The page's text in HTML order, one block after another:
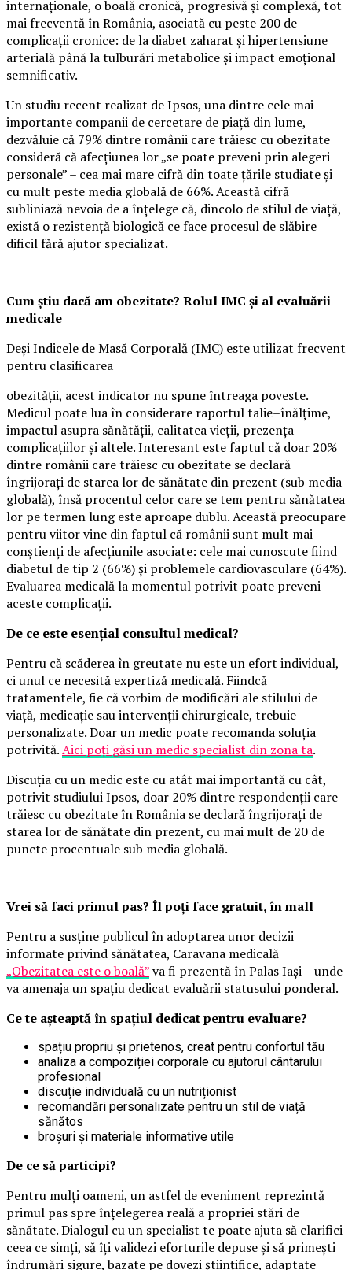
internaționale, o boală cronică, progresivă și complexă, tot
mai frecventă în România, asociată cu peste 200 de
complicații cronice: de la diabet zaharat și hipertensiune
arterială până la tulburări metabolice și impact emoțional
semnificativ.
Un studiu recent realizat de Ipsos, una dintre cele mai
importante companii de cercetare de piață din lume,
dezvăluie că 79% dintre românii care trăiesc cu obezitate
consideră că afecțiunea lor „se poate preveni prin alegeri
personale” – cea mai mare cifră din toate țările studiate și
cu mult peste media globală de 66%. Această cifră
subliniază nevoia de a înțelege că, dincolo de stilul de viață,
există o rezistență biologică ce face procesul de slăbire
dificil fără ajutor specializat.
Cum știu dacă am obezitate? Rolul IMC și al evaluării
medicale
Deși Indicele de Masă Corporală (IMC) este utilizat frecvent
pentru clasificarea
obezității, acest indicator nu spune întreaga poveste.
Medicul poate lua în considerare raportul talie–înălțime,
impactul asupra sănătății, calitatea vieții, prezența
complicațiilor și altele. Interesant este faptul că doar 20%
dintre românii care trăiesc cu obezitate se declară
îngrijorați de starea lor de sănătate din prezent (sub media
globală), însă procentul celor care se tem pentru sănătatea
lor pe termen lung este aproape dublu. Această preocupare
pentru viitor vine din faptul că românii sunt mult mai
conștienți de afecțiunile asociate: cele mai cunoscute fiind
diabetul de tip 2 (66%) și problemele cardiovasculare (64%).
Evaluarea medicală la momentul potrivit poate preveni
aceste complicații.
De ce este esențial consultul medical?
Pentru că scăderea în greutate nu este un efort individual,
ci unul ce necesită expertiză medicală. Fiindcă
tratamentele, fie că vorbim de modificări ale stilului de
viață, medicație sau intervenții chirurgicale, trebuie
personalizate. Doar un medic poate recomanda soluția
potrivită.Aici poți găsi un medic specialist din zona ta.
Discuția cu un medic este cu atât mai importantă cu cât,
potrivit studiului Ipsos, doar 20% dintre respondenții care
trăiesc cu obezitate în România se declară îngrijorați de
starea lor de sănătate din prezent, cu mai mult de 20 de
puncte procentuale sub media globală.
Vrei să faci primul pas? Îl poți face gratuit, în mall
Pentru a susține publicul în adoptarea unor decizii
informate privind sănătatea, Caravana medicală
„Obezitatea este o boală”va fi prezentă în Palas Iași – unde
va amenaja un spațiu dedicat evaluării statusului ponderal.
Ce te așteaptă în spațiul dedicat pentru evaluare?
spațiu propriu și prietenos, creat pentru confortul tău
analiza a compoziției corporale cu ajutorul cântarului
profesional
discuție individuală cu un nutriționist
recomandări personalizate pentru un stil de viață
sănătos
broșuri și materiale informative utile
De ce să participi?
Pentru mulți oameni, un astfel de eveniment reprezintă
primul pas spre înțelegerea reală a propriei stări de
sănătate. Dialogul cu un specialist te poate ajuta să clarifici
ceea ce simți, să îți validezi eforturile depuse și să primești
îndrumări sigure, bazate pe dovezi științifice, adaptate